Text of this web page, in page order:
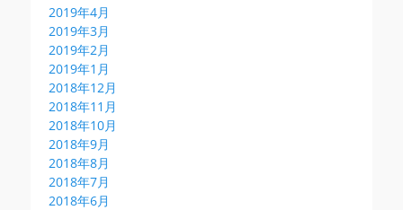
2019年4月
2019年3月
2019年2月
2019年1月
2018年12月
2018年11月
2018年10月
2018年9月
2018年8月
2018年7月
2018年6月